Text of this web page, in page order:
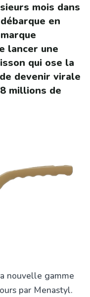
mois dans
en
lancer une
qui ose la
devenir virale
millions de
nouvelle gamme
par Menastyl.